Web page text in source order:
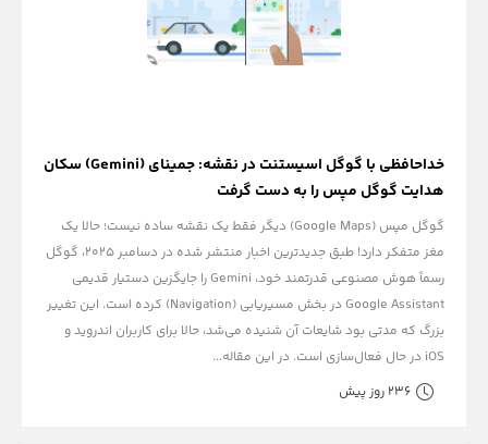
خداحافظی با گوگل اسیستنت در نقشه: جمینای (Gemini) سکان
هدایت گوگل مپس را به دست گرفت
گوگل مپس (Google Maps) دیگر فقط یک نقشه ساده نیست؛ حالا یک
مغز متفکر دارد! طبق جدیدترین اخبار منتشر شده در دسامبر ۲۰۲۵، گوگل
رسماً هوش مصنوعی قدرتمند خود، Gemini را جایگزین دستیار قدیمی
Google Assistant در بخش مسیریابی (Navigation) کرده است. این تغییر
بزرگ که مدتی بود شایعات آن شنیده می‌شد، حالا برای کاربران اندروید و
iOS در حال فعال‌سازی است. در این مقاله...
236 روز پیش